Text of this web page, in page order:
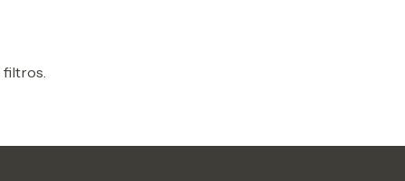
filtros.